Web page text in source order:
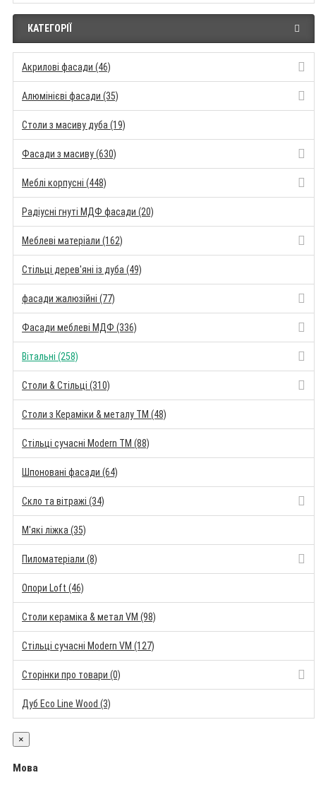
КАТЕГОРІЇ
Акрилові фасади (46)
Алюмінієві фасади (35)
Столи з масиву дуба (19)
Фасади з масиву (630)
Меблі корпусні (448)
Радіусні гнуті МДФ фасади (20)
Меблеві матеріали (162)
Стільці дерев'яні із дуба (49)
фасади жалюзійні (77)
Фасади меблеві МДФ (336)
Вітальні (258)
Столи & Стільці (310)
Столи з Кераміки & металу TM (48)
Стільці сучасні Modern TM (88)
Шпоновані фасади (64)
Скло та вітражі (34)
М'які ліжка (35)
Пиломатеріали (8)
Опори Loft (46)
Столи кераміка & метал VM (98)
Стільці сучасні Modern VM (127)
Сторінки про товари (0)
Дуб Eco Line Wood (3)
×
Мова